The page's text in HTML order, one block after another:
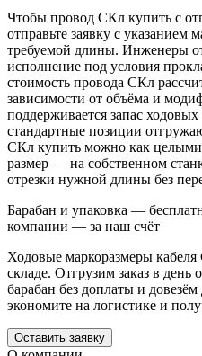
Чтобы провод СКл купить с
отправьте заявку с указанием
требуемой длины. Инженеры
исполнение под условия
стоимость провода СКл
зависимости от объёма и
поддерживается запас
стандартные позиции
СКл купить можно как целыми
размер — на собственном
отрезки нужной длины без
Барабан и упаковка —
компании — за наш счёт
Ходовые маркоразмеры
складе. Отгрузим заказ в
барабан без доплаты и
экономите на логистике и
Оставить заявку